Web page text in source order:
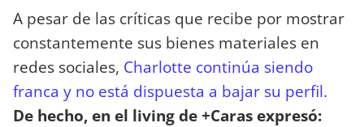
A pesar de las críticas que recibe por mostrar
constantemente sus bienes materiales en
redes sociales, Charlotte continúa siendo
franca y no está dispuesta a bajar su perfil.
De hecho, en el living de +Caras expresó: